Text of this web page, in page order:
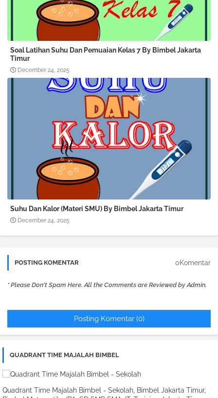
Soal Latihan Suhu Dan Pemuaian Kelas 7 By Bimbel Jakarta
Timur
December 24, 2025
Suhu Dan Kalor (Materi SMU) By Bimbel Jakarta Timur
December 24, 2025
POSTING KOMENTAR 0Komentar
* Please Don't Spam Here. All the Comments are Reviewed by Admin.
Posting Komentar (0)
QUADRANT TIME MAJALAH BIMBEL
Quadrant Time Majalah Bimbel - Sekolah, Bimbel Jakarta Timur,